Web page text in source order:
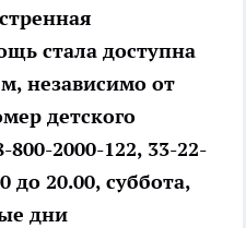
стала доступна
независимо от
детского
2000-122, 33-22-
до 20.00, суббота,
дни